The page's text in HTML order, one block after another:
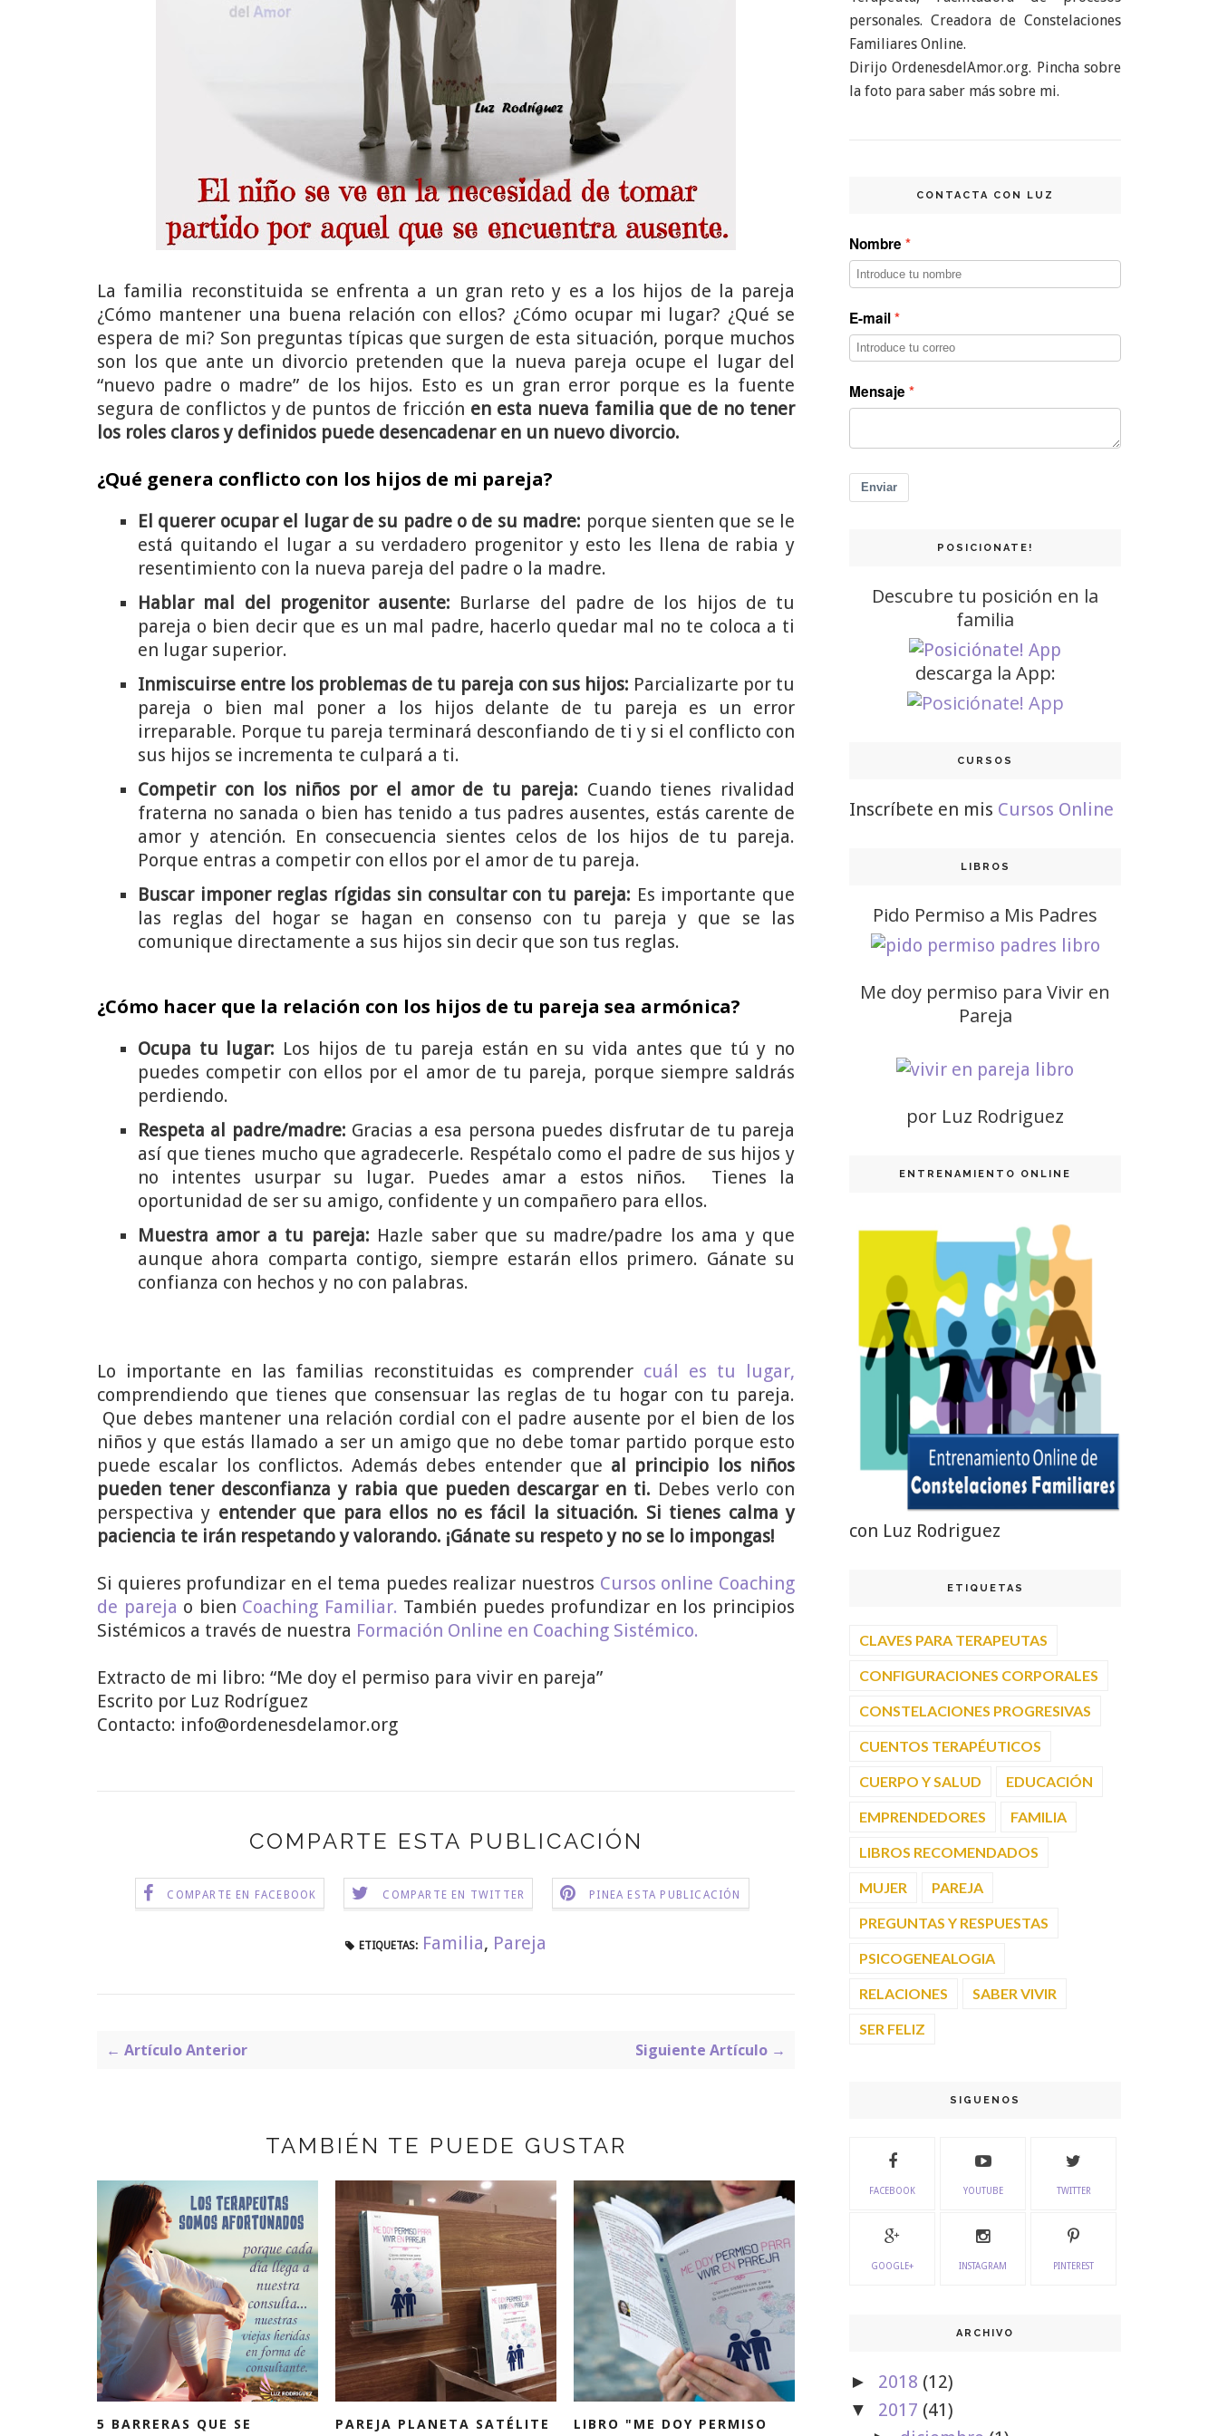
La familia reconstituida se enfrenta a un gran reto y es a los hijos de la pareja
¿Cómo mantener una buena relación con ellos? ¿Cómo ocupar mi lugar? ¿Qué se
espera de mi? Son preguntas típicas que surgen de esta situación, porque muchos
son los que ante un divorcio pretenden que la nueva pareja ocupe el lugar del
“nuevo padre o madre” de los hijos. Esto es un gran error porque es la fuente
segura de conflictos y de puntos de fricción en esta nueva familia que de no tener
los roles claros y definidos puede desencadenar en un nuevo divorcio.
¿Qué genera conflicto con los hijos de mi pareja?
El querer ocupar el lugar de su padre o de su madre: porque sienten que se le
está quitando el lugar a su verdadero progenitor y esto les llena de rabia y
resentimiento con la nueva pareja del padre o la madre.
Hablar mal del progenitor ausente: Burlarse del padre de los hijos de tu
pareja o bien decir que es un mal padre, hacerlo quedar mal no te coloca a ti
en lugar superior.
Inmiscuirse entre los problemas de tu pareja con sus hijos: Parcializarte por tu
pareja o bien mal poner a los hijos delante de tu pareja es un error
irreparable. Porque tu pareja terminará desconfiando de ti y si el conflicto con
sus hijos se incrementa te culpará a ti.
Competir con los niños por el amor de tu pareja: Cuando tienes rivalidad
fraterna no sanada o bien has tenido a tus padres ausentes, estás carente de
amor y atención. En consecuencia sientes celos de los hijos de tu pareja.
Porque entras a competir con ellos por el amor de tu pareja.
Buscar imponer reglas rígidas sin consultar con tu pareja: Es importante que
las reglas del hogar se hagan en consenso con tu pareja y que se las
comunique directamente a sus hijos sin decir que son tus reglas.
¿Cómo hacer que la relación con los hijos de tu pareja sea armónica?
Ocupa tu lugar: Los hijos de tu pareja están en su vida antes que tú y no
puedes competir con ellos por el amor de tu pareja, porque siempre saldrás
perdiendo.
Respeta al padre/madre: Gracias a esa persona puedes disfrutar de tu pareja
así que tienes mucho que agradecerle. Respétalo como el padre de sus hijos y
no intentes usurpar su lugar. Puedes amar a estos niños. Tienes la
oportunidad de ser su amigo, confidente y un compañero para ellos.
Muestra amor a tu pareja: Hazle saber que su madre/padre los ama y que
aunque ahora comparta contigo, siempre estarán ellos primero. Gánate su
confianza con hechos y no con palabras.
Lo importante en las familias reconstituidas es comprender cuál es tu lugar,
comprendiendo que tienes que consensuar las reglas de tu hogar con tu pareja.
Que debes mantener una relación cordial con el padre ausente por el bien de los
niños y que estás llamado a ser un amigo que no debe tomar partido porque esto
puede escalar los conflictos. Además debes entender que al principio los niños
pueden tener desconfianza y rabia que pueden descargar en ti. Debes verlo con
perspectiva y entender que para ellos no es fácil la situación. Si tienes calma y
paciencia te irán respetando y valorando. ¡Gánate su respeto y no se lo impongas!
Si quieres profundizar en el tema puedes realizar nuestros Cursos online Coaching
de pareja o bien Coaching Familiar. También puedes profundizar en los principios
Sistémicos a través de nuestra Formación Online en Coaching Sistémico.
Extracto de mi libro: “Me doy el permiso para vivir en pareja”
Escrito por Luz Rodríguez
Contacto: info@ordenesdelamor.org
COMPARTE ESTA PUBLICACIÓN
COMPARTE EN FACEBOOK COMPARTE EN TWITTER PINEA ESTA PUBLICACIÓN
ETIQUETAS: Familia, Pareja
← Artículo Anterior Siguiente Artículo →
TAMBIÉN TE PUEDE GUSTAR
5 BARRERAS QUE SE PAREJA PLANETA SATÉLITE LIBRO "ME DOY PERMISO
personales. Creadora de Constelaciones
Familiares Online.
Dirijo OrdenesdelAmor.org. Pincha sobre
la foto para saber más sobre mi.
CONTACTA CON LUZ
Nombre
E-mail
Mensaje
Enviar
POSICIONATE!
Descubre tu posición en la
familia
descarga la App:
CURSOS
Inscríbete en mis Cursos Online
LIBROS
Pido Permiso a Mis Padres
Me doy permiso para Vivir en
Pareja
por Luz Rodriguez
ENTRENAMIENTO ONLINE
con Luz Rodriguez
ETIQUETAS
CLAVES PARA TERAPEUTAS
CONFIGURACIONES CORPORALES
CONSTELACIONES PROGRESIVAS
CUENTOS TERAPÉUTICOS
CUERPO Y SALUD EDUCACIÓN
EMPRENDEDORES FAMILIA
LIBROS RECOMENDADOS
MUJER PAREJA
PREGUNTAS Y RESPUESTAS
PSICOGENEALOGIA
RELACIONES SABER VIVIR
SER FELIZ
SIGUENOS
FACEBOOK YOUTUBE TWITTER
GOOGLE+ INSTAGRAM PINTEREST
ARCHIVO
► 2018 (12)
▼ 2017 (41)